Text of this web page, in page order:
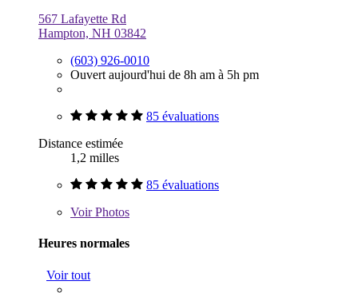
567 Lafayette Rd
Hampton, NH 03842
(603) 926-0010
Ouvert aujourd'hui de 8h am à 5h pm
85 évaluations
Distance estimée
1,2 milles
85 évaluations
VoirPhotos
Heures normales
Voir tout